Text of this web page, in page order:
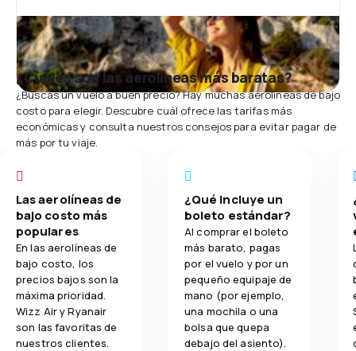
¿Cuáles son las aerolíneas más baratas?
¿Buscas un vuelo a buen precio? Hay muchas aerolíneas de bajo
costo para elegir. Descubre cuál ofrece las tarifas más
económicas y consulta nuestros consejos para evitar pagar de
más por tu viaje.
Las aerolíneas de
bajo costo más
populares
En las aerolíneas de
bajo costo, los
precios bajos son la
máxima prioridad.
Wizz Air y Ryanair
son las favoritas de
nuestros clientes.
¿Qué incluye un
boleto estándar?
Al comprar el boleto
más barato, pagas
por el vuelo y por un
pequeño equipaje de
mano (por ejemplo,
una mochila o una
bolsa que quepa
debajo del asiento).